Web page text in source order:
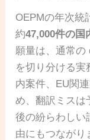
OEPMの年次統
約47,000件の国
願量は、通常の
を切り分ける実
内案件、EU関
め、翻訳ミスは
後の紛らわしい
由にもつながり